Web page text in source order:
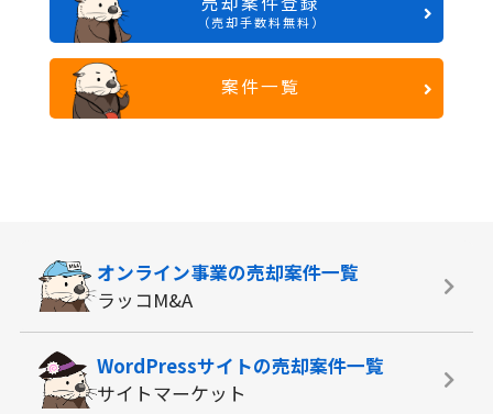
（売却手数料無料）
案件一覧
オンライン事業の売却案件一覧
ラッコM&A
WordPressサイトの売却案件一覧
サイトマーケット